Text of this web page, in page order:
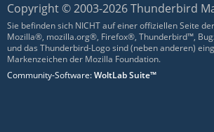
Copyright © 2003-2026 Thunderbird
Sie befinden sich NICHT auf einer offiziellen Seite
Mozilla®, mozilla.org®, Firefox®, Thunderbird™,
und das Thunderbird-Logo sind (neben anderen)
Markenzeichen der Mozilla Foundation.
Community-Software:WoltLab Suite™